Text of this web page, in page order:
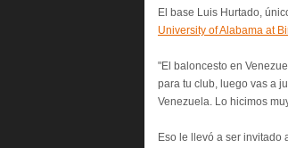
El base Luis Hurtado,
University of Alabama at
"El baloncesto en
para tu club, luego vas a
Venezuela. Lo hicimos
Eso le llevó a ser invitado